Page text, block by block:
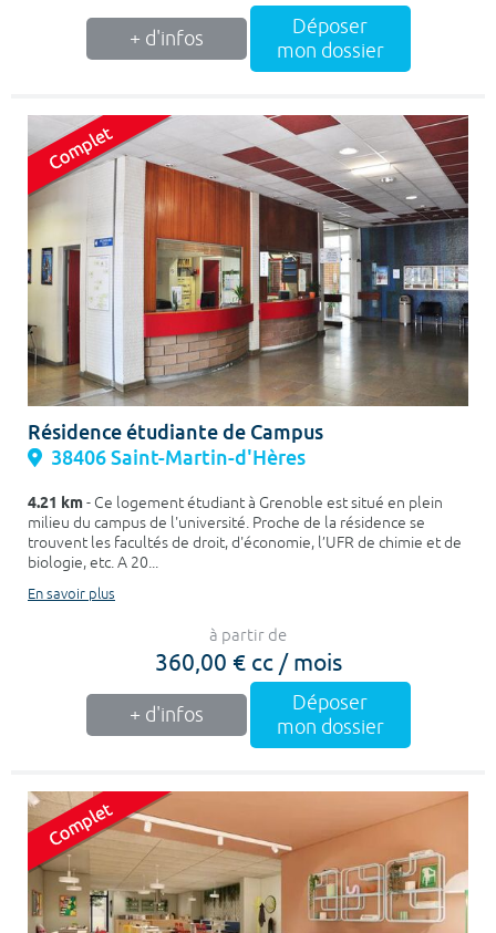
+ d'infos
Déposer
mon dossier
Résidence étudiante de Campus
38406 Saint-Martin-d'Hères
4.21 km- Ce logement étudiant à Grenoble est situé en plein
milieu du campus de l'université. Proche de la résidence se
trouvent les facultés de droit, d'économie, l’UFR de chimie et de
biologie, etc. A 20...
En savoir plus
à partir de
360,00 € cc / mois
+ d'infos
Déposer
mon dossier